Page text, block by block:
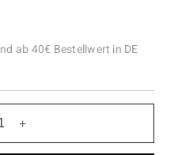
ab 40€ Bestellwert in DE